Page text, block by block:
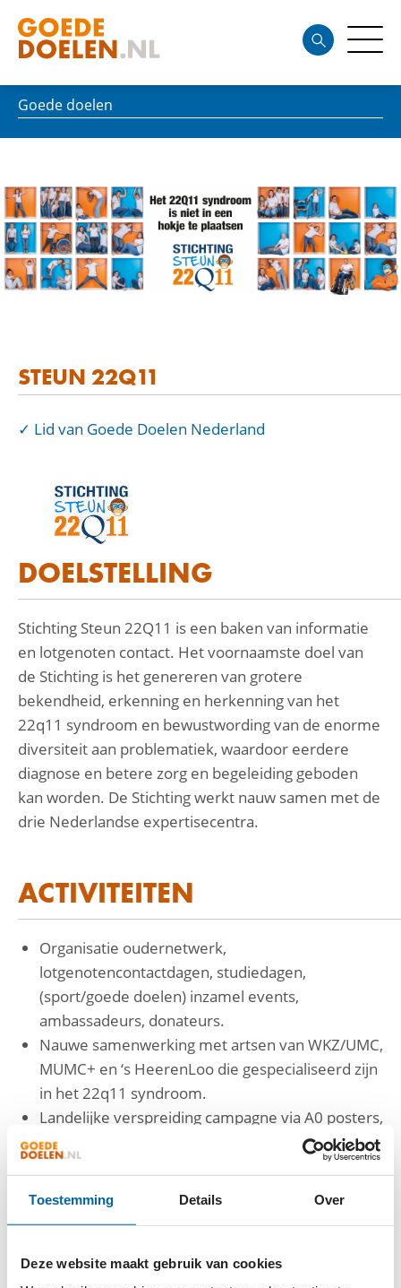
Toestemming Details Over
Deze website maakt gebruik van cookies
Goede doelen
STEUN 22Q11
Lid van Goede Doelen Nederland
DOELSTELLING
Stichting Steun 22Q11 is een baken van informatie
en lotgenoten contact. Het voornaamste doel van
de Stichting is het genereren van grotere
bekendheid, erkenning en herkenning van het
22q11 syndroom en bewustwording van de enorme
diversiteit aan problematiek, waardoor eerdere
diagnose en betere zorg en begeleiding geboden
kan worden. De Stichting werkt nauw samen met de
drie Nederlandse expertisecentra.
ACTIVITEITEN
Organisatie oudernetwerk,
lotgenotencontactdagen, studiedagen,
(sport/goede doelen) inzamel events,
ambassadeurs, donateurs.
Nauwe samenwerking met artsen van WKZ/UMC,
MUMC+ en ‘s HeerenLoo die gespecialiseerd zijn
in het 22q11 syndroom.
Landelijke verspreiding campagne via A0 posters,
flyers en een jaarlijks magazine. Zichtbaar op
trailers, via Social Media, projecten en
evenementen.
Projecten met Stichting Hulp Hond, Care4minds
psychoeducatie.